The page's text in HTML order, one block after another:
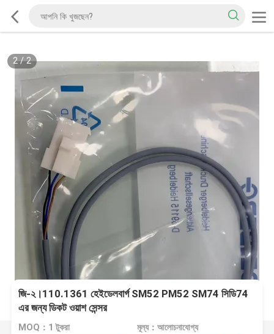
2/2
জি-২।110.1361 হেইডেলবার্গ SM52 PM52 SM74 সিডি74
এর জন্য ডিকট ওয়াশ সেন্সর
MOQ：1 টুকরা মূল্য：আলোচনাযোগ্য